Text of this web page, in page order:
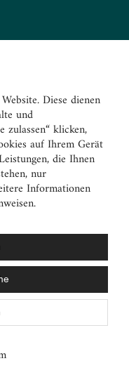
Kaiserslautern
Diese dienen
und
zulassen“ klicken,
auf Ihrem Gerät
die Ihnen
nur
Informationen